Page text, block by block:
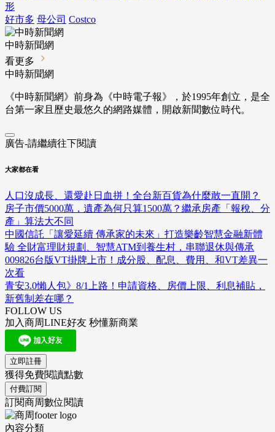
形
好市多 母公司 Costco
中時新聞網
看更多
中時新聞網
《中時新聞網》前身為《中時電子報》，於1995年創立，是全
台第一家且歷史最悠久的網路媒體，開啟新聞數位時代。
廣告-請繼續往下閱讀
大家都在看
人口沒成長、還愛赴日血拼！全台新百貨為什麼敢一直開？
房子市價5000萬，遺產為何只算1500萬？繼承房產「報稅、分
產」算法大不同
中國信託「讓愛延續 傳承家的未來」打造樂齡智慧金融新體
驗 全財富理財規劃、智慧ATM到養生村，串聯退休與傳承
009826台版VT掛牌上市！成分股、配息、費用、和VT差異一
次看
青安3.0懶人包》8/1上路！申請資格、房價上限、利息補貼，
新舊制差在哪？
FOLLOW US
加入商周LINE好友 秒懂新商業
立即註冊
獲得免費閱讀點數
付費訂閱
訂閱商周數位閱讀
內容分類